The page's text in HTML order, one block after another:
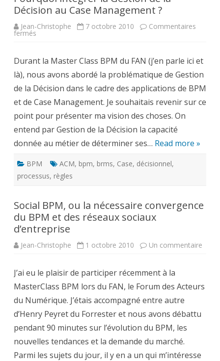
Décision au Case Management ?
Jean-Christophe 7 octobre 2010 Commentaires
fermés
Gestion
de
la
Décision
au
Case
Management
?
Durant la Master Class BPM du FAN (j’en parle ici et
là), nous avons abordé la problématique de Gestion
de la Décision dans le cadre des applications de BPM
et de Case Management. Je souhaitais revenir sur ce
point pour présenter ma vision des choses. On
entend par Gestion de la Décision la capacité
donnée au métier de déterminer ses… Read more »
BPM ACM, bpm, brms, Case, décisionnel,
processus, règles
Social BPM, ou la nécessaire convergence
du BPM et des réseaux sociaux
d’entreprise
Jean-Christophe 1 octobre 2010 Un commentaire
du
J’ai eu le plaisir de participer récemment à la
MasterClass BPM lors du FAN, le Forum des Acteurs
du Numérique. J’étais accompagné entre autre
d’Henry Peyret du Forrester et nous avons débattu
pendant 90 minutes sur l’évolution du BPM, les
nouvelles tendances et la demande du marché.
Parmi les sujets du jour, il y en a un qui m’intéresse